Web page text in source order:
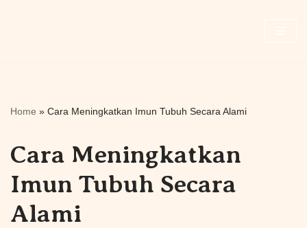
Home » Cara Meningkatkan Imun Tubuh Secara Alami
Cara Meningkatkan
Imun Tubuh Secara
Alami